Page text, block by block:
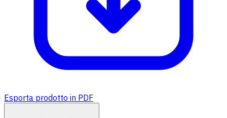
Esporta prodotto in PDF